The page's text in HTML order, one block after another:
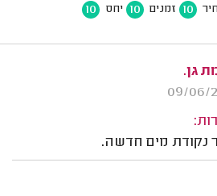
10 זמנים 10 יחס 10
נקודת מים חדשה.